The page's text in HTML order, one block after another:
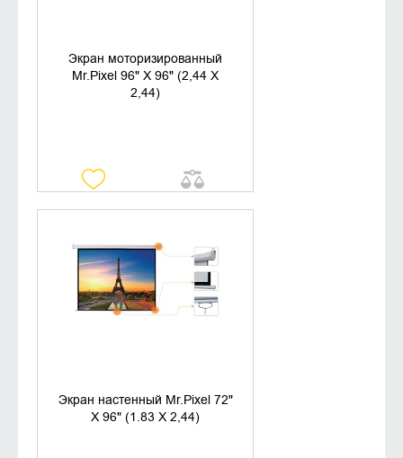
Экран моторизированный
Mr.Pixel 96" X 96" (2,44 X
2,44)
Экран настенный Mr.Pixel 72"
X 96" (1.83 X 2,44)
УТОЧНИТЬ НАЛИЧИЕ